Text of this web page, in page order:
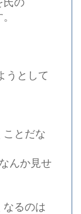
うとして
とだな
んか見せ
なるのは